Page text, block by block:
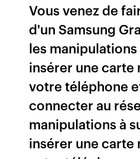
Vous venez de
d'un Samsung
les
insérer une carte
votre téléphone
connecter au
manipulations à
insérer une carte